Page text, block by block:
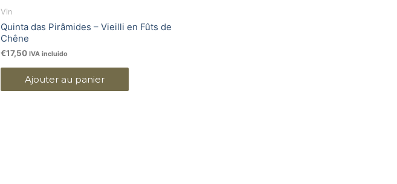
Vin
Quinta das Pirâmides – Vieilli en Fûts de
Chêne
€17,50 IVA incluido
Ajouter au panier